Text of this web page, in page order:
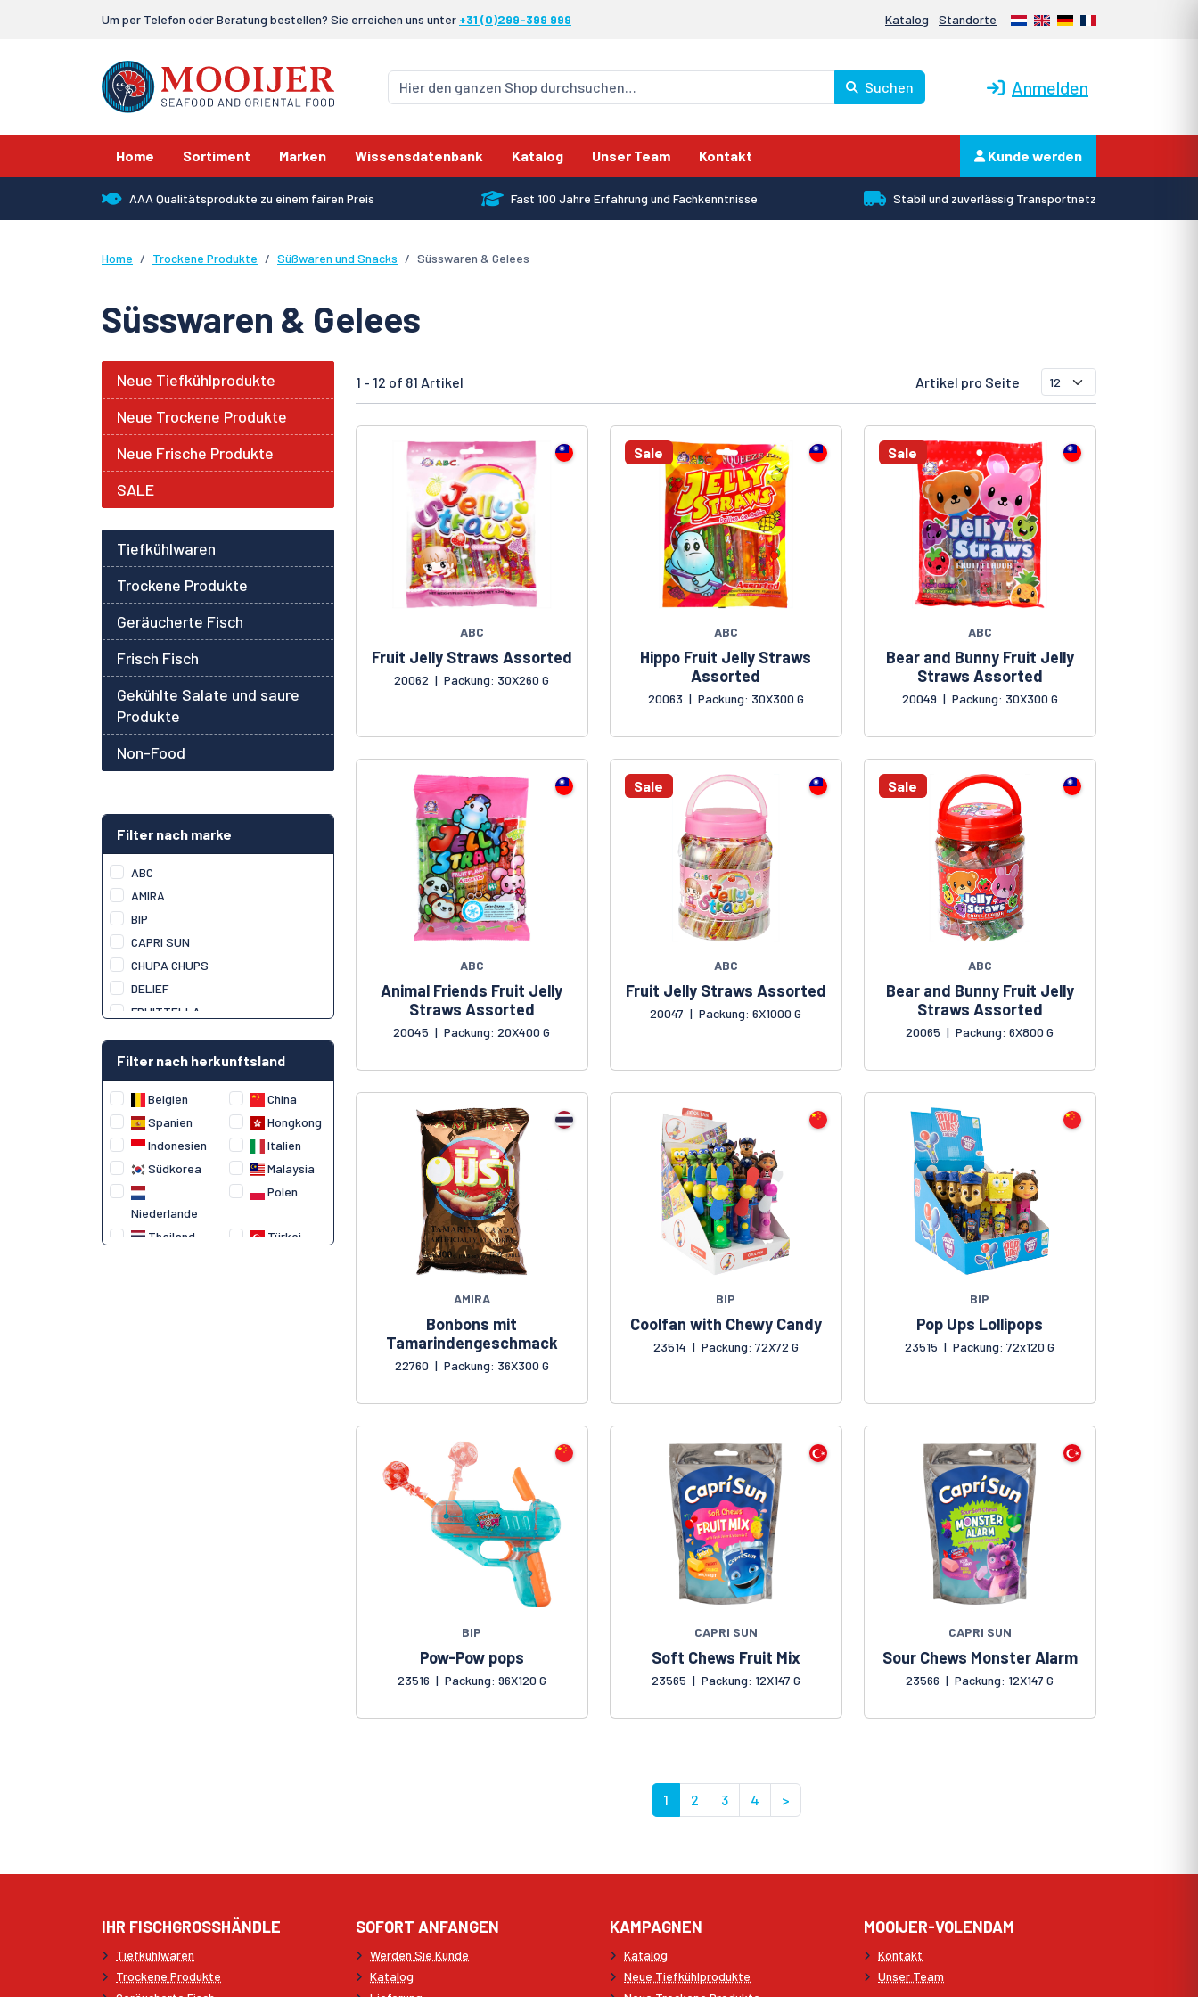
Um per Telefon oder Beratung bestellen? Sie erreichen uns unter +31 (0)299-399 999 Katalog Standorte Nederlands
EnglishDeutschFrançais
Suchen Anmelden
Home Sortiment Marken Wissensdatenbank Katalog Unser Team Kontakt Kunde werden
AAA Qualitätsprodukte zu einem fairen Preis Fast 100 Jahre Erfahrung und Fachkenntnisse Stabil und zuverlässig Transportnetz
Home Trockene Produkte Süßwaren und Snacks Süsswaren & Gelees
Süsswaren & Gelees
Neue Tiefkühlprodukte
Neue Trockene Produkte
Neue Frische Produkte
SALE
Tiefkühlwaren
Trockene Produkte
Geräucherte Fisch
Frisch Fisch
Gekühlte Salate und saure
Produkte
Non-Food
Filter nach marke
ABC
AMIRA
BIP
CAPRI SUN
CHUPA CHUPS
DELIEF
FRUITTELLA
HIEP LONG
JOHNY BEE
KOPIKO
LOOK-O-LOOK
MELTING SWEET
MENTOS
PEELERZ
SARACH
SEOJU
Filter nach herkunftsland
Belgien
China
Spanien
Hongkong
Indonesien
Italien
Südkorea
Malaysia
Niederlande
Polen
Thailand
Türkei
1 - 12 of 81 Artikel Artikel pro Seite
ABC
Fruit Jelly Straws Assorted
20062 | Packung: 30X260 G
Sale
ABC
Hippo Fruit Jelly Straws
Assorted
20063 | Packung: 30X300 G
Sale
ABC
Bear and Bunny Fruit Jelly
Straws Assorted
20049 | Packung: 30X300 G
ABC
Animal Friends Fruit Jelly
Straws Assorted
20045 | Packung: 20X400 G
Sale
ABC
Fruit Jelly Straws Assorted
20047 | Packung: 6X1000 G
Sale
ABC
Bear and Bunny Fruit Jelly
Straws Assorted
20065 | Packung: 6X800 G
AMIRA
Bonbons mit
Tamarindengeschmack
22760 | Packung: 36X300 G
BIP
Coolfan with Chewy Candy
23514 | Packung: 72X72 G
BIP
Pop Ups Lollipops
23515 | Packung: 72x120 G
BIP
Pow-Pow pops
23516 | Packung: 96X120 G
CAPRI SUN
Soft Chews Fruit Mix
23565 | Packung: 12X147 G
CAPRI SUN
Sour Chews Monster Alarm
23566 | Packung: 12X147 G
1 2 3 4 >
IHR FISCHGROSSHÄNDLE
Tiefkühlwaren
Trockene Produkte
SOFORT ANFANGEN
Werden Sie Kunde
Katalog
KAMPAGNEN
Katalog
Neue Tiefkühlprodukte
MOOIJER-VOLENDAM
Kontakt
Unser Team